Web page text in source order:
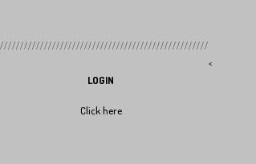
LOGIN
Click here
<